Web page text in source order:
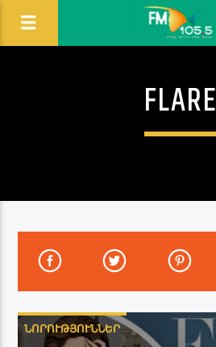
FLARE
ՆՈՐՈՒԹՅՈՒՆՆԵՐ